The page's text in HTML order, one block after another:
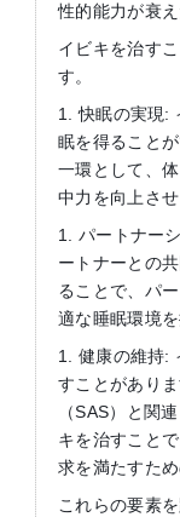
性的能力が衰え
イビキを治す
す。
1. 快眠の実現:
眠を得ること
一環として、
中力を向上させ
1. パートナー
ートナーとの
ることで、パ
適な睡眠環境
1. 健康の維持:
すことがあり
（SAS）と関
キを治すこと
求を満たすた
これらの要素